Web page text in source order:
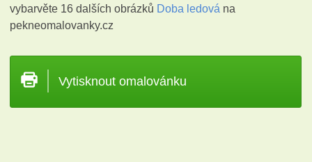
vybarvěte 16 dalších obrázků Doba ledová na
pekneomalovanky.cz
Vytisknout omalovánku